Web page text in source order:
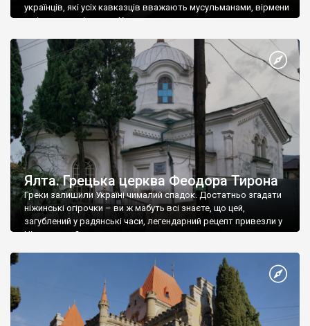
українців, які усіх кавказців вважають мусульманами, вірмени
є відданими вірянами Христа
Ялта. Грецька церква Феодора Тирона
Греки залишили Україні чималий спадок. Достатньо згадати
ніжинські огірочки – ви ж мабуть всі знаєте, що цей,
загублений у радянські часи, легендарний рецепт привезли у
Ніжин греки?